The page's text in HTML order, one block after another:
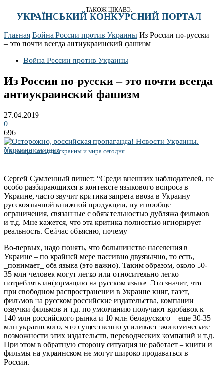
ТАКОЖ ЦІКАВО:
УКРАЇНСЬКИЙ КОНКУРСНИЙ ПОРТАЛ
Главная Война России против Украины Из России по-русски
– это почти всегда антиукраинский фашизм
Война России против Украины
Из России по-русски – это почти всегда
антиукраинский фашизм
27.04.2019
0
696
UA Today. Новости Украины и мира сегодня
Сергей Сумленный пишет: “Среди внешних наблюдателей, не
особо разбирающихся в контексте языкового вопроса в
Украине, часто звучит критика запрета ввоза в Украину
русскоязычной книжной продукции, ну и вообще
ограничения, связанные с обязательностью дубляжа фильмов
и т.д. Мне кажется, что эта критика полностью игнорирует
реальность. Сейчас объясню, почему.
Во-первых, надо понять, что большинство населения в
Украине – по крайней мере пассивно двуязычно, то есть,
_понимает_ оба языка (это важно). Таким образом, около 30-
35 млн человек могут легко или относительно легко
потреблять информацию на русском языке. Это значит, что
при свободном распространении в Украине книг, газет,
фильмов на русском российские издательства, компании
озвучки фильмов и т.д. по умолчанию получают вдобавок к
140 млн российского рынка и 10 млн беларуского – еще 30-35
млн украинского, что существенно усиливает экономические
возможности этих издательств, переводческих компаний и т.д.
При этом в обратную сторону ситуация не работает – книги и
фильмы на украинском не могут широко продаваться в
России.